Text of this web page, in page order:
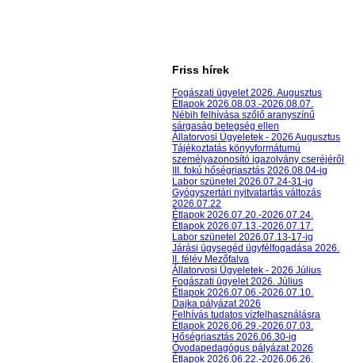
Friss hírek
Fogászati ügyelet 2026. Augusztus
Étlapok 2026.08.03.-2026.08.07.
Nébih felhívása szőlő aranyszínű
sárgaság betegség ellen
Állatorvosi Ügyeletek - 2026 Augusztus
Tájékoztatás könyvformátumú
személyazonosító igazolvány cseréjéről
III. fokú hőségriasztás 2026.08.04-ig
Labor szünetel 2026.07.24-31-ig
Gyógyszertári nyitvatartás változás
2026.07.22
Étlapok 2026.07.20.-2026.07.24.
Étlapok 2026.07.13.-2026.07.17.
Labor szünetel 2026.07.13-17-ig
Járási ügysegéd ügyfélfogadása 2026.
II. félév Mezőfalva
Állatorvosi Ügyeletek - 2026 Július
Fogászati ügyelet 2026. Július
Étlapok 2026.07.06.-2026.07.10.
Dajka pályázat 2026
Felhívás tudatos vízfelhasználásra
Étlapok 2026.06.29.-2026.07.03.
Hőségriasztás 2026.06.30-ig
Óvodapedagógus pályázat 2026
Étlapok 2026.06.22.-2026.06.26.